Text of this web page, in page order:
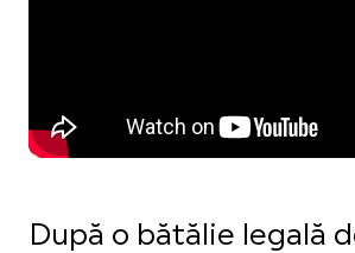
După o bătălie legală